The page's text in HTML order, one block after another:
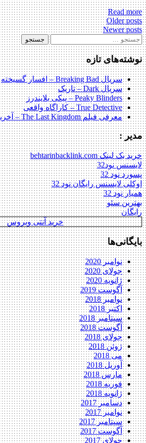
Read more
Posts
navigation
Older posts
Newer posts
جستجو
برای:
نوشته‌های تازه
سریال Breaking Bad – افسار گسیخته
سریال Dark – تاریک
Peaky Blinders – پیکی بلایندرز
True Detective – کاراگاه واقعی
معرفی فیلم The Last Kingdom – آخرین پادشاهی
مدیر :
خرید بک لینک behtarinbacklink.com
لایسنس نود32
پسورد نود 32
اوکلی لایسنس رایگان نود 32
همیار نود 32
بهترین سئو
رایگان
خرید آنتی ویروس
بایگانی‌ها
نوامبر 2020
جولای 2020
ژانویه 2020
آگوست 2019
نوامبر 2018
اکتبر 2018
سپتامبر 2018
آگوست 2018
جولای 2018
ژوئن 2018
می 2018
آوریل 2018
مارس 2018
فوریه 2018
ژانویه 2018
دسامبر 2017
نوامبر 2017
سپتامبر 2017
آگوست 2017
جولای 2017